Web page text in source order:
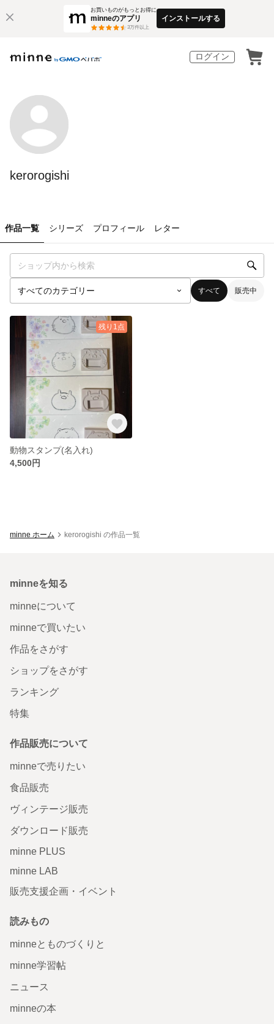
お買いものがもっとお得に
minneのアプリ
3万件以上
インストールする
ログイン
kerorogishi
作品一覧 シリーズ プロフィール レター
すべて 販売中
残り1点
動物スタンプ(名入れ)
4,500円
minne ホーム kerorogishi の作品一覧
minneを知る
minneについて
minneで買いたい
作品をさがす
ショップをさがす
ランキング
特集
作品販売について
minneで売りたい
食品販売
ヴィンテージ販売
ダウンロード販売
minne PLUS
minne LAB
販売支援企画・イベント
読みもの
minneとものづくりと
minne学習帖
ニュース
minneの本